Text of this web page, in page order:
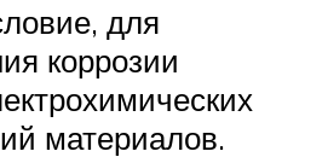
для
коррозии
материалов.